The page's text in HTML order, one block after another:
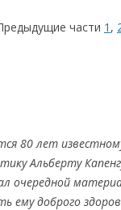
части 1 ,
80 лет
Альберту
очередной
ему доброго